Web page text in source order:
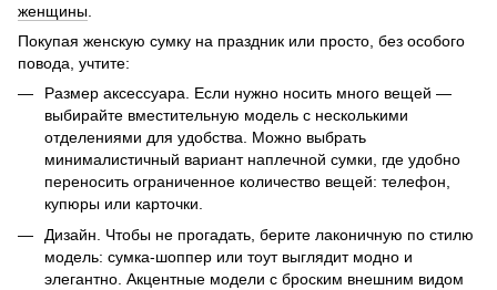
женщины
Покупая женскую сумку на праздник или просто, без особого
повода, учтите:
Размер аксессуара. Если нужно носить много вещей —
выбирайте вместительную модель с несколькими
отделениями для удобства. Можно выбрать
минималистичный вариант наплечной сумки, где удобно
переносить ограниченное количество вещей: телефон,
купюры или карточки.
Дизайн. Чтобы не прогадать, берите лаконичную по стилю
модель: сумка-шоппер или тоут выглядит модно и
элегантно. Акцентные модели с броским внешним видом